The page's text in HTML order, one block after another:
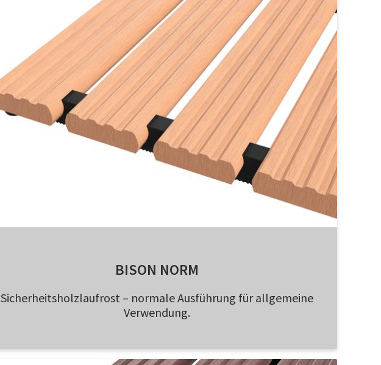
BISON NORM
Sicherheitsholzlaufrost – normale Ausführung für allgemeine
Verwendung.